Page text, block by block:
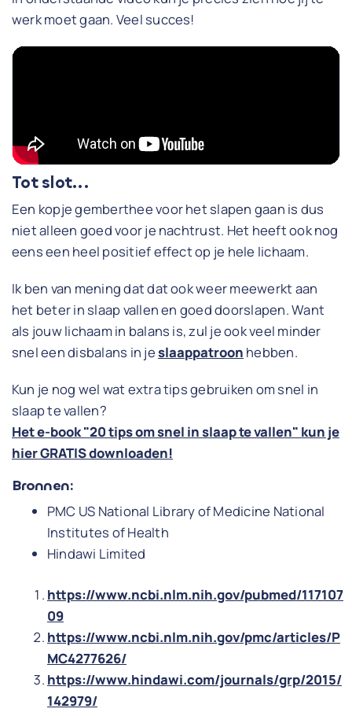
werk moet gaan. Veel succes!
Tot slot...
Een kopje gemberthee voor het slapen gaan is dus
niet alleen goed voor je nachtrust. Het heeft ook nog
eens een heel positief effect op je hele lichaam.
Ik ben van mening dat dat ook weer meewerkt aan
het beter in slaap vallen en goed doorslapen. Want
als jouw lichaam in balans is, zul je ook veel minder
snel een disbalans in jeslaappatroon hebben.
Kun je nog wel wat extra tips gebruiken om snel in
slaap te vallen?
Het e-book "20 tips om snel in slaap te vallen" kun je
hier GRATIS downloaden!
Bronnen:
PMC US National Library of Medicine National
Institutes of Health
Hindawi Limited
https://www.ncbi.nlm.nih.gov/pubmed/117107
09
https://www.ncbi.nlm.nih.gov/pmc/articles/P
MC4277626/
https://www.hindawi.com/journals/grp/2015/
142979/